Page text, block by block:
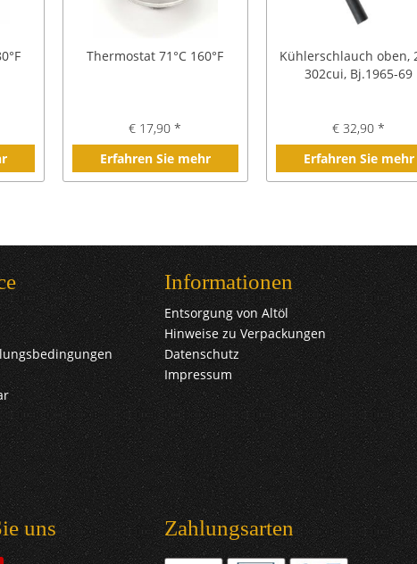
Thermostat 71°C 160°F
€ 17,90 *
Erfahren Sie mehr
Kühlerschlauch oben,
302cui, Bj.1965-69
€ 32,90 *
Erfahren Sie mehr
Informationen
Entsorgung von Altöl
Hinweise zu Verpackungen
Datenschutz
Impressum
uns Zahlungsarten